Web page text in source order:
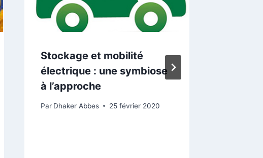
Stockage et mobilité
électrique : une symbiose
à l’approche
Par Dhaker Abbes 25 février 2020